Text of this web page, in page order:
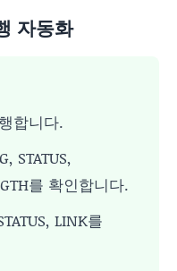
자동화
합니다.
STATUS,
를 확인합니다.
LINK를